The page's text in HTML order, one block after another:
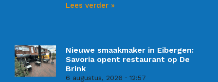
Lees verder »
Nieuwe smaakmaker in Eibergen:
Savoria opent restaurant op De
Brink
6 augustus, 2026 12:57